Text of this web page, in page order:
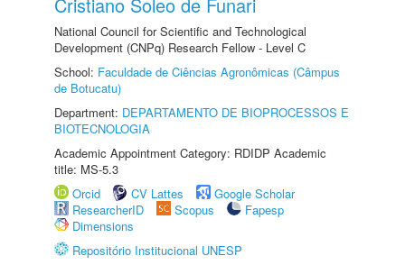
National Council for Scientific and Technological
Development (CNPq) Research Fellow - Level C
School: Faculdade de Ciências Agronômicas (Câmpus
de Botucatu)
Department: DEPARTAMENTO DE BIOPROCESSOS E
BIOTECNOLOGIA
Academic Appointment Category: RDIDP Academic
title: MS-5.3
Orcid
CV Lattes
Google Scholar
ResearcherID
Scopus
Fapesp
Dimensions
Repositório Institucional UNESP